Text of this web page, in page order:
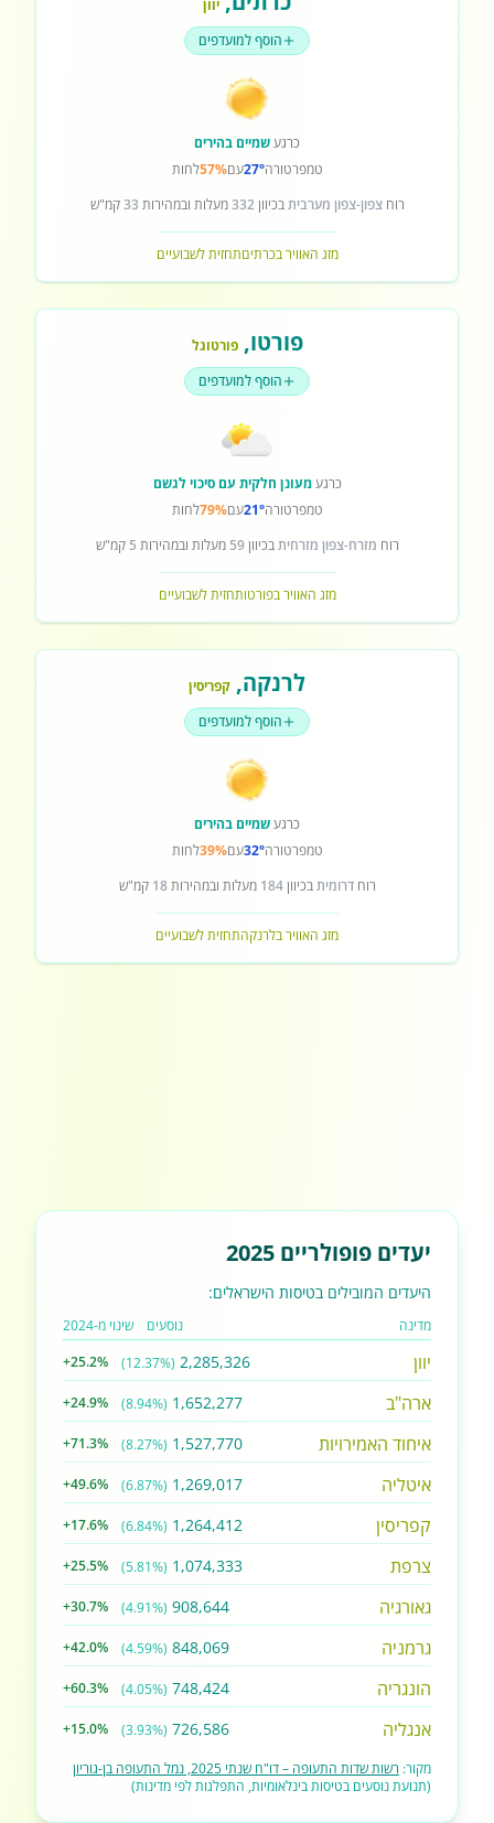
יוון
הוסף למועדפים
כרגעשמיים בהירים
טמפרטורה27°עם57%לחות
רוחצפון-צפון מערביתבכיוון332מעלות ובמהירות 33קמ"ש
מזג האוויר בכרתיםתחזית לשבועיים
פורטו,פורטוגל
הוסף למועדפים
כרגעמעונן חלקית עם סיכוי לגשם
טמפרטורה21°עם79%לחות
רוח מזרח-צפון מזרחיתבכיוון59 מעלות ובמהירות 5 קמ"ש
מזג האוויר בפורטותחזית לשבועיים
לרנקה, קפריסין
הוסף למועדפים
כרגעשמיים בהירים
טמפרטורה32°עם39%לחות
רוחדרומיתבכיוון184 מעלות ובמהירות18 קמ"ש
מזג האוויר בלרנקהתחזית לשבועיים
יעדים פופולריים 2025
היעדים המובילים בטיסות הישראלים:
מדינה נוסעים שינוי מ-2024
יוון 2,285,326
(12.37%)
+25.2%
ארה"ב 1,652,277
(8.94%)
+24.9%
איחוד האמירויות 1,527,770
(8.27%)
+71.3%
איטליה 1,269,017
(6.87%)
+49.6%
קפריסין 1,264,412
(6.84%)
+17.6%
צרפת 1,074,333
(5.81%)
+25.5%
גאורגיה 908,644
(4.91%)
+30.7%
גרמניה 848,069
(4.59%)
+42.0%
הונגריה 748,424
(4.05%)
+60.3%
אנגליה 726,586
(3.93%)
+15.0%
מקור: רשות שדות התעופה – דו"ח שנתי 2025, נמל התעופה בן-גוריון
(תנועת נוסעים בטיסות בינלאומיות, התפלגות לפי מדינות)